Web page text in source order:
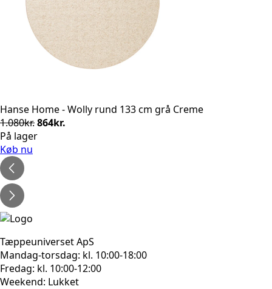
Hanse Home - Wolly rund 133 cm grå Creme
1.080kr.Den
oprindelige
864kr.
På lager
Køb nu
Tæppeuniverset ApS
Mandag-torsdag: kl. 10:00-18:00
Fredag: kl. 10:00-12:00
Weekend: Lukket